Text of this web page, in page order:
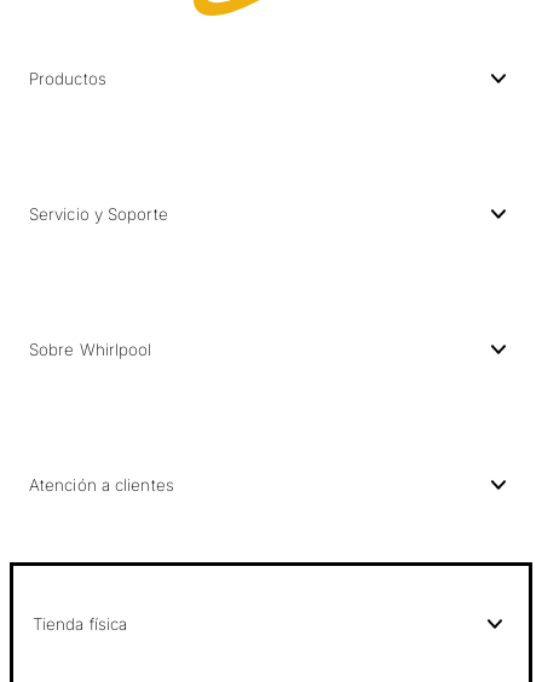
Productos
Servicio y Soporte
Sobre Whirlpool
Atención a clientes
Tienda física